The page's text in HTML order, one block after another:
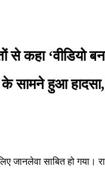
कहा ‘वीडियो
सामने हुआ
जानलेवा साबित हो